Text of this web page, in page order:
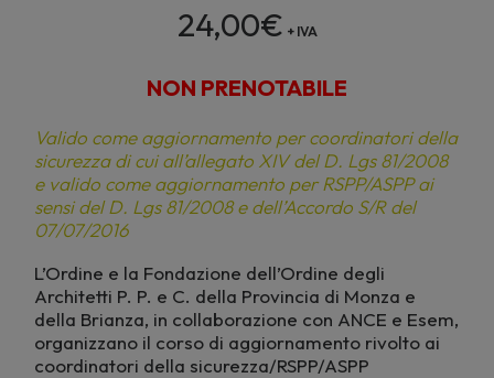
24,00€ + IVA
NON PRENOTABILE
Valido come aggiornamento per coordinatori della
sicurezza di cui all’allegato XIV del D. Lgs 81/2008
e valido come aggiornamento per RSPP/ASPP ai
sensi del D. Lgs 81/2008 e dell’Accordo S/R del
07/07/2016
L’Ordine e la Fondazione dell’Ordine degli
Architetti P. P. e C. della Provincia di Monza e
della Brianza, in collaborazione con ANCE e Esem,
organizzano il corso di aggiornamento rivolto ai
coordinatori della sicurezza/RSPP/ASPP